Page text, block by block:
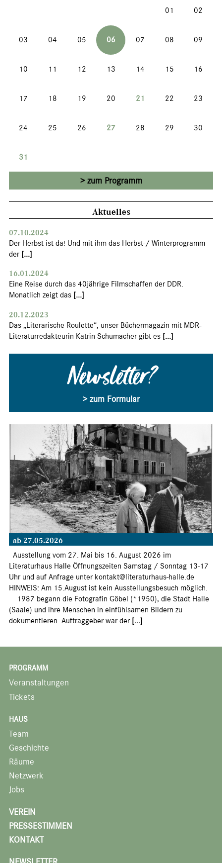
01 02
03 04 05 06 07 08 09
10 11 12 13 14 15 16
17 18 19 20 21 22 23
24 25 26 27 28 29 30
31
zum Programm
Aktuelles
07.10.2024
Der Herbst ist da! Und mit ihm das Herbst-/ Winterprogramm
der [...]
16.01.2024
Eine Reise durch das 40jährige Filmschaffen der DDR.
Monatlich zeigt das [...]
20.12.2023
Das „Literarische Roulette“, unser Büchermagazin mit MDR-
Literaturredakteurin Katrin Schumacher gibt es [...]
Newsletter?
> zum Formular
ab 27.05.2026
Ausstellung vom 27. Mai bis 16. August 2026 im
Literaturhaus Halle Öffnungszeiten Samstag / Sonntag 13-17
Uhr und auf Anfrage unter kontakt@literaturhaus-halle.de
HINWEIS: Am 15.August ist kein Ausstellungsbesuch möglich.
1987 begann die Fotografin Göbel (*1950), die Stadt Halle
(Saale) und ihre Menschen in einfühlsamen Bildern zu
dokumentieren. Auftraggeber war der [...]
PROGRAMM
Veranstaltungen
Tickets
HAUS
Team
Geschichte
Räume
Netzwerk
Jobs
VEREIN
PRESSESTIMMEN
KONTAKT